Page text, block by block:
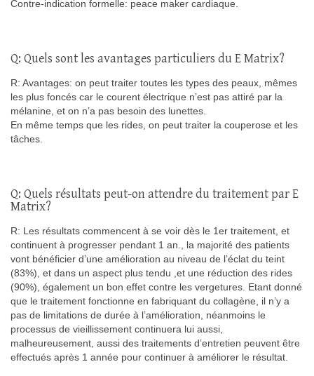
Contre-indication formelle: peace maker cardiaque.
Q: Quels sont les avantages particuliers du E Matrix?
R: Avantages: on peut traiter toutes les types des peaux, mêmes
les plus foncés car le courent électrique n’est pas attiré par la
mélanine, et on n’a pas besoin des lunettes.
En même temps que les rides, on peut traiter la couperose et les
tâches.
Q: Quels résultats peut-on attendre du traitement par E
Matrix?
R: Les résultats commencent à se voir dès le 1er traitement, et
continuent à progresser pendant 1 an., la majorité des patients
vont bénéficier d’une amélioration au niveau de l’éclat du teint
(83%), et dans un aspect plus tendu ,et une réduction des rides
(90%), également un bon effet contre les vergetures. Etant donné
que le traitement fonctionne en fabriquant du collagène, il n’y a
pas de limitations de durée à l’amélioration, néanmoins le
processus de vieillissement continuera lui aussi,
malheureusement, aussi des traitements d’entretien peuvent être
effectués après 1 année pour continuer à améliorer le résultat.